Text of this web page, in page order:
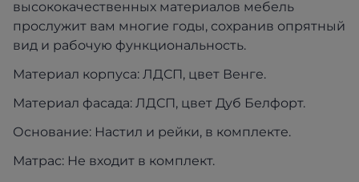
высококачественных материалов мебель
прослужит вам многие годы, сохранив опрятный
вид и рабочую функциональность.
Материал корпуса: ЛДСП, цвет Венге.
Материал фасада: ЛДСП, цвет Дуб Белфорт.
Основание: Настил и рейки, в комплекте.
Матрас: Не входит в комплект.